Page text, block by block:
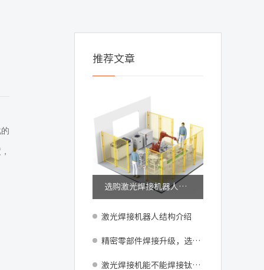
推荐文章
选购激光焊接机器人必看：发那科M-10iD核心设备参数与产线适配指南
激光焊接机器人结构介绍
精密零部件焊接升级，选用精密激光焊接机器更省心
激光焊接机能不能焊接钛合金材料？